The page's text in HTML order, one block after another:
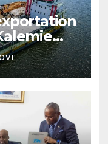
pour la